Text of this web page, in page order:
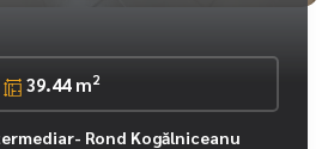
39.44 m2
Rond Kogălniceanu